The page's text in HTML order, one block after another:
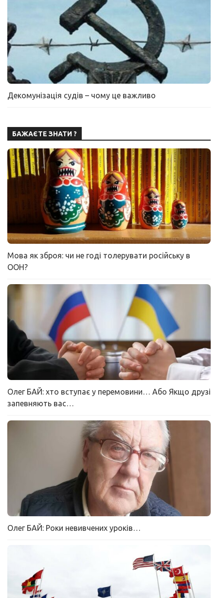
Декомунізація судів – чому це важливо
БАЖАЄТЕ ЗНАТИ ?
Мова як зброя: чи не годі толерувати російську в
ООН?
Олег БАЙ: хто вступає у перемовини… Або Якщо друзі
запевняють вас…
Олег БАЙ: Роки невивчених уроків…